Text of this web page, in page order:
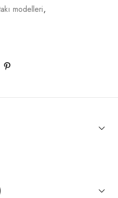
modelleri,